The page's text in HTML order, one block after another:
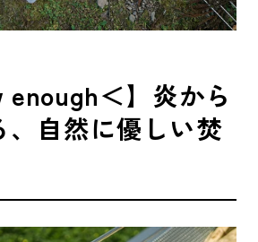
enough＜】炎から
、自然に優しい焚